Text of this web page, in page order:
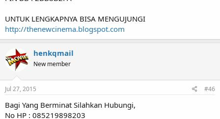
UNTUK LENGKAPNYA BISA MENGUJUNGI
http://thenewcinema.blogspot.com
henkqmail
New member
Jul 27, 2015 #46
Bagi Yang Berminat Silahkan Hubungi,
No HP : 085219898203